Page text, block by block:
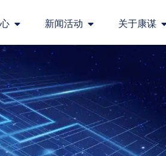
新闻活动 关于康谋